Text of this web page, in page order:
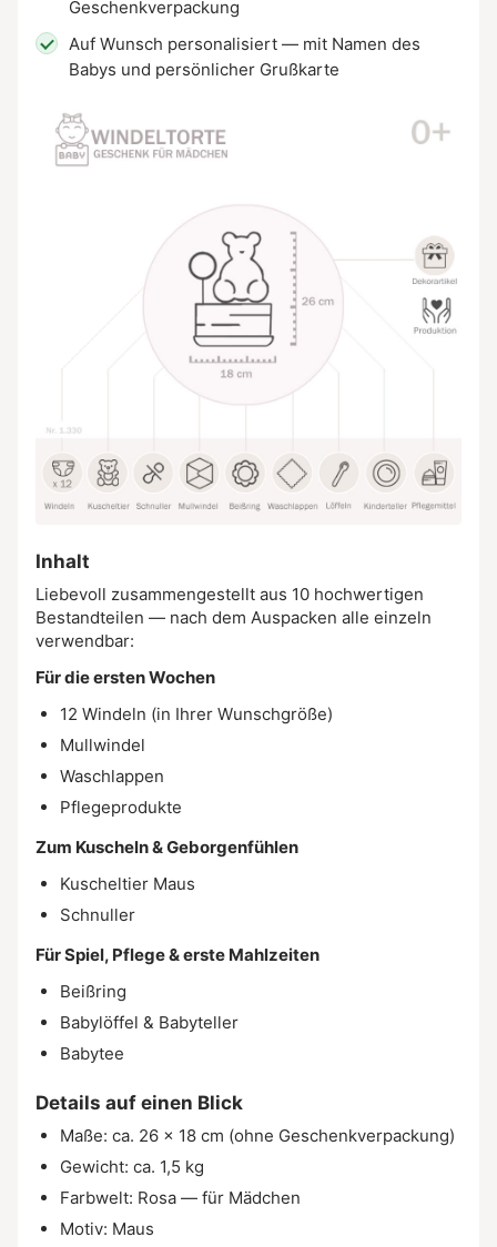
Geschenkverpackung
Auf Wunsch personalisiert — mit Namen des
Babys und persönlicher Grußkarte
Inhalt
Liebevoll zusammengestellt aus 10 hochwertigen
Bestandteilen — nach dem Auspacken alle einzeln
verwendbar:
Für die ersten Wochen
12 Windeln (in Ihrer Wunschgröße)
Mullwindel
Waschlappen
Pflegeprodukte
Zum Kuscheln & Geborgenfühlen
Kuscheltier Maus
Schnuller
Für Spiel, Pflege & erste Mahlzeiten
Beißring
Babylöffel & Babyteller
Babytee
Details auf einen Blick
Maße: ca. 26 × 18 cm (ohne Geschenkverpackung)
Gewicht: ca. 1,5 kg
Farbwelt: Rosa — für Mädchen
Motiv: Maus